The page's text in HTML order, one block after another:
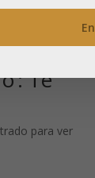
Té
para ver